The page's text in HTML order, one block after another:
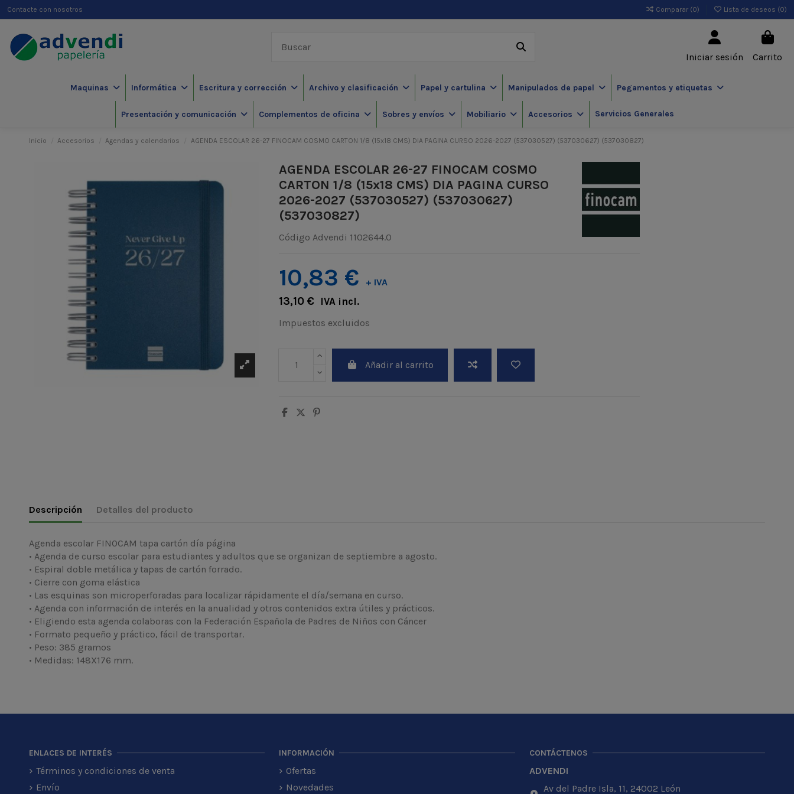
Contacte con nosotros Comparar (0) Lista de deseos (0)
Iniciar sesión Carrito
Maquinas Informática Escritura y corrección Archivo y clasificación Papel y cartulina Manipulados de papel Pegamentos y etiquetas
Presentación y comunicación Complementos de oficina Sobres y envíos Mobiliario Accesorios Servicios Generales
Inicio Accesorios Agendas y calendarios AGENDA ESCOLAR 26-27 FINOCAM COSMO CARTON 1/8 (15x18 CMS) DIA PAGINA CURSO 2026-2027 (537030527) (537030627) (537030827)
AGENDA ESCOLAR 26-27 FINOCAM COSMO
CARTON 1/8 (15x18 CMS) DIA PAGINA CURSO
2026-2027 (537030527) (537030627)
(537030827)
Código Advendi 1102644.0
10,83 € + IVA
13,10 € IVA incl.
Impuestos excluidos
Añadir al carrito
Descripción Detalles del producto
Agenda escolar FINOCAM tapa cartón día página
• Agenda de curso escolar para estudiantes y adultos que se organizan de septiembre a agosto.
• Espiral doble metálica y tapas de cartón forrado.
• Cierre con goma elástica
• Las esquinas son microperforadas para localizar rápidamente el día/semana en curso.
• Agenda con información de interés en la anualidad y otros contenidos extra útiles y prácticos.
• Eligiendo esta agenda colaboras con la Federación Española de Padres de Niños con Cáncer
• Formato pequeño y práctico, fácil de transportar.
• Peso: 385 gramos
• Medidas: 148X176 mm.
ENLACES DE INTERÉS
Términos y condiciones de venta
Envío
INFORMACIÓN
Ofertas
Novedades
CONTÁCTENOS
ADVENDI
Av del Padre Isla, 11, 24002 León